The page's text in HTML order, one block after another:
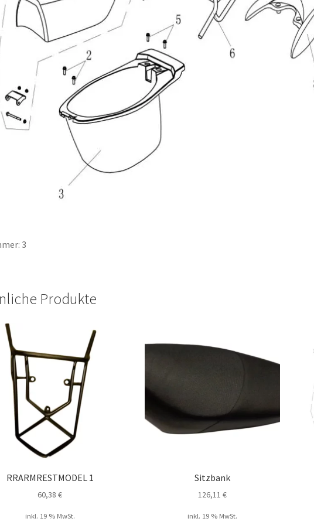
3
Produkte
RRARMRESTMODEL 1
60,38€
inkl. 19 % MwSt.
Sitzbank
126,11€
inkl. 19 % MwSt.